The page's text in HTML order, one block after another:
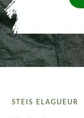
STEIS ELAGUEUR